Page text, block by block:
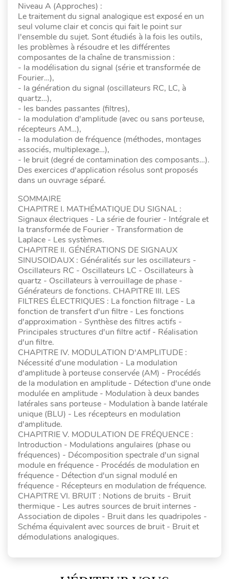
Niveau A (Approches) :
Le traitement du signal analogique est exposé en un
seul volume clair et concis qui fait le point sur
l'ensemble du sujet. Sont étudiés à la fois les outils,
les problèmes à résoudre et les différentes
composantes de la chaîne de transmission :
- la modélisation du signal (série et transformée de
Fourier…),
- la génération du signal (oscillateurs RC, LC, à
quartz…),
- les bandes passantes (filtres),
- la modulation d'amplitude (avec ou sans porteuse,
récepteurs AM…),
- la modulation de fréquence (méthodes, montages
associés, multiplexage…),
- le bruit (degré de contamination des composants…).
Des exercices d'application résolus sont proposés
dans un ouvrage séparé.
SOMMAIRE
CHAPITRE I. MATHÉMATIQUE DU SIGNAL :
Signaux électriques - La série de fourier - Intégrale et
la transformée de Fourier - Transformation de
Laplace - Les systèmes.
CHAPITRE Il. GÉNÉRATIONS DE SIGNAUX
SINUSOIDAUX : Généralités sur les oscillateurs -
Oscillateurs RC - Oscillateurs LC - Oscillateurs à
quartz - Oscillateurs à verrouillage de phase -
Générateurs de fonctions. CHAPITRE III. LES
FILTRES ÉLECTRIQUES : La fonction filtrage - La
fonction de transfert d'un filtre - Les fonctions
d'approximation - Synthèse des filtres actifs -
Principales structures d'un filtre actif - Réalisation
d'un filtre.
CHAPITRE IV. MODULATION D'AMPLITUDE :
Nécessité d'une modulation - La modulation
d'amplitude à porteuse conservée (AM) - Procédés
de la modulation en amplitude - Détection d'une onde
modulée en amplitude - Modulation à deux bandes
latérales sans porteuse - Modulation à bande latérale
unique (BLU) - Les récepteurs en modulation
d'amplitude.
CHAPITRIE V. MODULATION DE FRÉQUENCE :
Introduction - Modulations angulaires (phase ou
fréquences) - Décomposition spectrale d'un signal
module en fréquence - Procédés de modulation en
fréquence - Détection d'un signal modulé en
fréquence - Récepteurs en modulation de fréquence.
CHAPITRE VI. BRUIT : Notions de bruits - Bruit
thermique - Les autres sources de bruit internes -
Association de dipoles - Bruit dans les quadripoles -
Schéma équivalent avec sources de bruit - Bruit et
démodulations analogiques.